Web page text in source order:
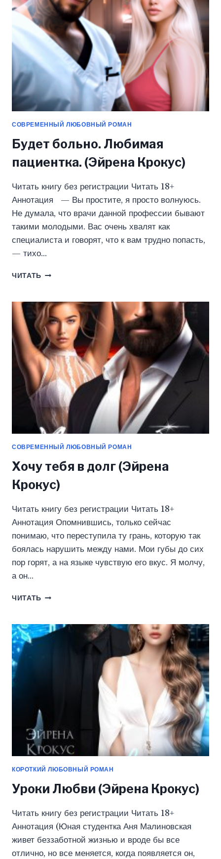
СОВРЕМЕННЫЙ ЛЮБОВНЫЙ РОМАН
Будет больно. Любимая
пациентка. (Эйрена Крокус)
Читать книгу без регистрации Читать 18+
Аннотация — Вы простите, я просто волнуюсь.
Не думала, что врачи данной профессии бывают
такими молодыми. Вас очень хвалят как
специалиста и говорят, что к вам трудно попасть,
— тихо…
ЧИТАТЬ БУДЕТ
ПАЦИЕНТКА.
(ЭЙРЕНА
КРОКУС)
СОВРЕМЕННЫЙ ЛЮБОВНЫЙ РОМАН
Хочу тебя в долг (Эйрена
Крокус)
Читать книгу без регистрации Читать 18+
Аннотация Опомнившись, только сейчас
понимаю, что переступила ту грань, которую так
боялась нарушить между нами. Мои губы до сих
пор горят, а на языке чувствую его вкус. Я молчу,
а он…
ЧИТАТЬ ХОЧУ
ДОЛГ
(ЭЙРЕНА
КОРОТКИЙ ЛЮБОВНЫЙ РОМАН
Уроки Любви (Эйрена Крокус)
Читать книгу без регистрации Читать 18+
Аннотация (Юная студентка Аня Малиновская
живет беззаботной жизнью и вроде бы все
отлично, но все меняется, когда появляется он,